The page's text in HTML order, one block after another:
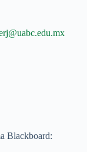
Blackboard: